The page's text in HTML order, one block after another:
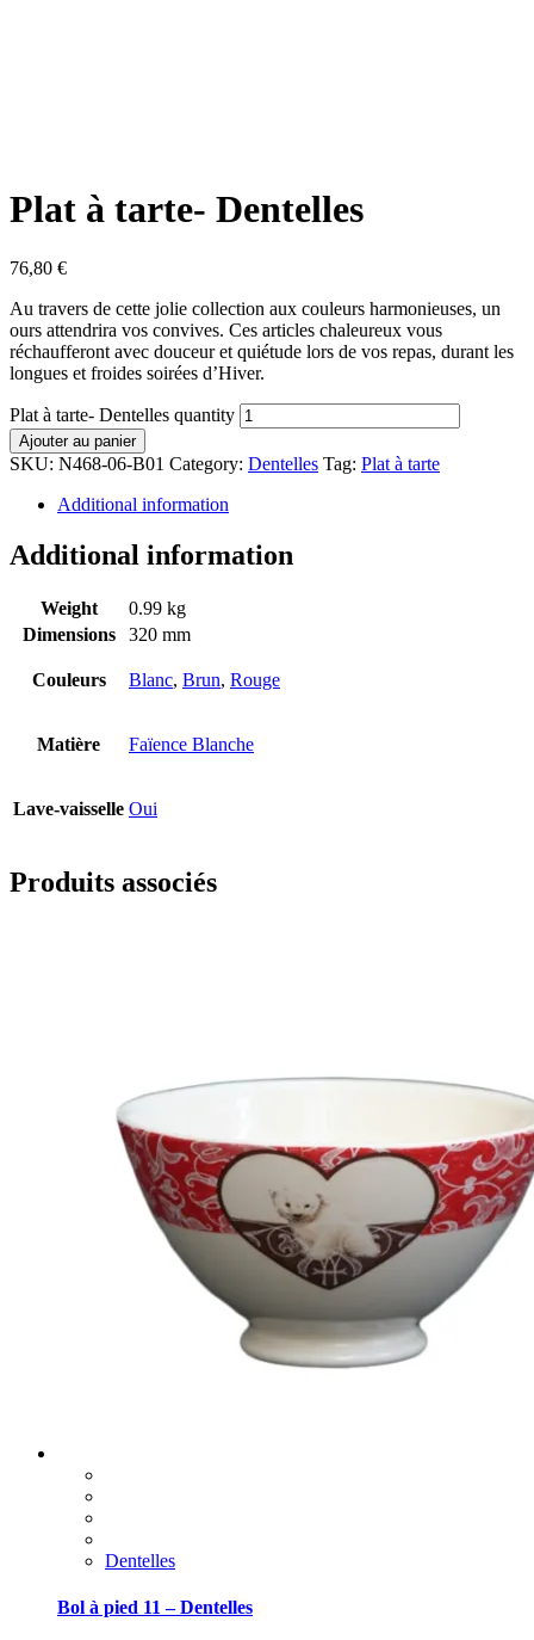
Plat à tarte- Dentelles
76,80 €
Au travers de cette jolie collection aux couleurs harmonieuses, un
ours attendrira vos convives. Ces articles chaleureux vous
réchaufferont avec douceur et quiétude lors de vos repas, durant les
longues et froides soirées d’Hiver.
Plat à tarte- Dentelles quantity
Ajouter au panier
SKU: N468-06-B01 Category: Dentelles Tag: Plat à tarte
Additional information
Additional information
Weight
0.99 kg
Dimensions
320 mm
Couleurs Blanc, Brun, Rouge
Matière Faïence Blanche
Lave-vaisselle Oui
Produits associés
Dentelles
Bol à pied 11 – Dentelles